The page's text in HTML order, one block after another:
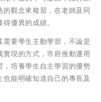
觀念來複習，在老師及同
優異的成績。
要學生主動學習，不論是
現的方式，市府推動運用
培養學生自主學習的優勢
能明確知道自己的專長及